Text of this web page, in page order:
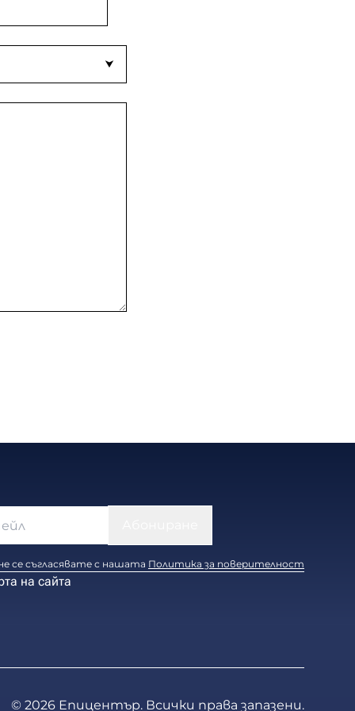
се съгласявате с нашата Политика за поверителност
на сайта
© 2026 Епицентър. Всички права запазени.